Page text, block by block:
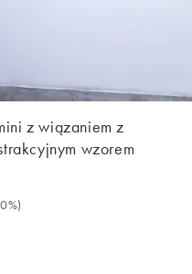
z wiązaniem z
wzorem
dni 104,65 zł (0%). Było
0%)